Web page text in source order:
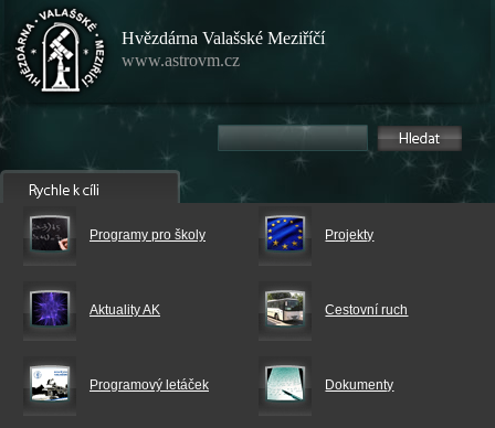
Hvězdárna Valašské Meziříčí
www.astrovm.cz
Programy pro školy Projekty
Aktuality AK Cestovní ruch
Programový letáček Dokumenty